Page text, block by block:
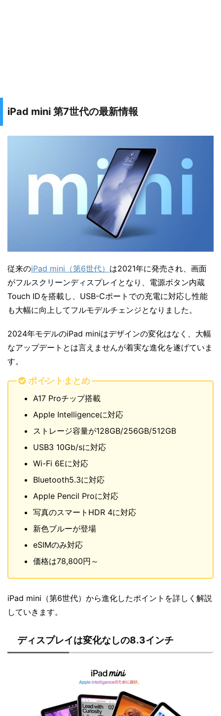
iPad mini 第7世代の最新情報
従来のiPad mini（第6世代） は2021年に発売され、画面
がフルスクリーンディスプレイとなり、電源ボタン内蔵
Touch IDを搭載し、USB-Cポートでの充電に対応し性能
も大幅に向上してフルモデルチェンジとなりました。
2024年モデルのiPad miniはデザインの変化はなく、大幅
なアップデートとは言えませんが着実な進化を遂げていま
す。
ポイントまとめ
A17 Proチップ搭載
Apple Intelligenceに対応
ストレージ容量が128GB/256GB/512GB
USB3 10Gb/sに対応
Wi-Fi 6Eに対応
Bluetooth5.3に対応
Apple Pencil Proに対応
写真のスマートHDR 4に対応
新色ブルーが登場
eSIMのみ対応
価格は78,800円～
iPad mini（第6世代）から進化したポイントを詳しく解説
していきます。
ディスプレイは変化なしの8.3インチ